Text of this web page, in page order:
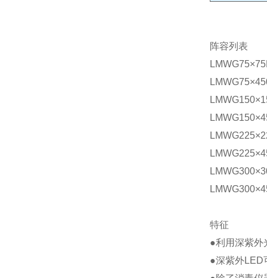
阵容列表
特征
●利用深紫外
●深紫外LED